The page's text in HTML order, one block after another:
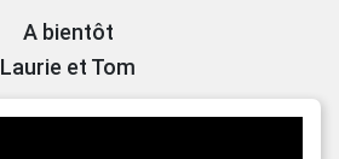
A bientôt
Laurie et Tom